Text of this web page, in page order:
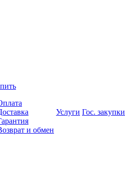
и обмен
Услуги Гос. закупки